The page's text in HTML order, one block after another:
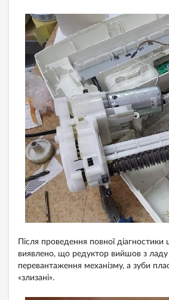
Після проведення повної
виявлено, що редуктор вийшов з ладу
перевантаження механізму, а зуби
«злизані».